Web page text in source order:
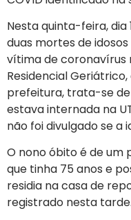
Nesta quinta-feira,
duas mortes de
vítima de coronavírus
Residencial
prefeitura, trata-se
estava internada na
não foi divulgado se a
O nono óbito é de um
que tinha 75 anos e
residia na casa de
registrado nesta tarde.